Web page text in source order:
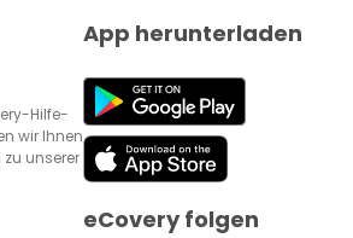
Hilfe-
wir Ihnen
unserer
App herunterladen
eCovery folgen